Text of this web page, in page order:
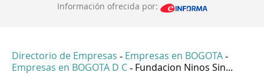
Información ofrecida por:
Directorio de Empresas - Empresas en BOGOTA -
Empresas en BOGOTA D C - Fundacion Ninos Sin...